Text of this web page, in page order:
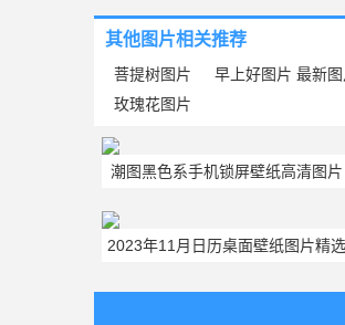
其他图片相关推荐
菩提树图片 早上好图片 最新
玫瑰花图片
潮图黑色系手机锁屏壁纸高清图片
2023年11月日历桌面壁纸图片精选